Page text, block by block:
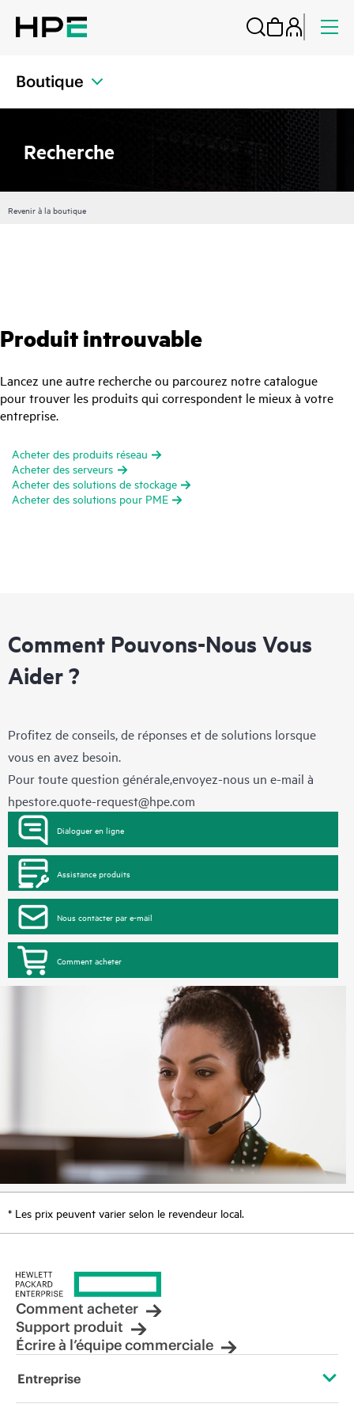
Boutique
Recherche
Revenir à la boutique
Produit introuvable
Lancez une autre recherche ou parcourez notre catalogue
pour trouver les produits qui correspondent le mieux à votre
entreprise.
Acheter des produits réseau
Acheter des serveurs
Acheter des solutions de stockage
Acheter des solutions pour PME
Comment Pouvons-Nous Vous
Aider ?
Profitez de conseils, de réponses et de solutions lorsque
vous en avez besoin.
Pour toute question générale,envoyez-nous un e-mail à
hpestore.quote-request@hpe.com
Dialoguer en ligne
Assistance produits
Nous contacter par e-mail
Comment acheter
* Les prix peuvent varier selon le revendeur local.
Comment acheter
Support produit
Écrire à l’équipe commerciale
Entreprise